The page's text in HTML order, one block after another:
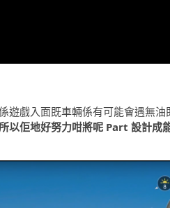
遊戲入面既車輛係有可能會遇無
以佢地好努力咁將呢 Part 設計成